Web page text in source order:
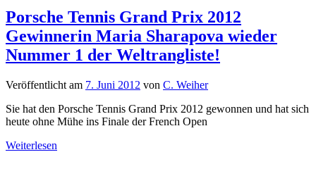
Porsche Tennis Grand Prix 2012
Gewinnerin Maria Sharapova wieder
Nummer 1 der Weltrangliste!
Veröffentlicht am 7. Juni 2012 von C. Weiher
Sie hat den Porsche Tennis Grand Prix 2012 gewonnen und hat sich
heute ohne Mühe ins Finale der French Open
Weiterlesen